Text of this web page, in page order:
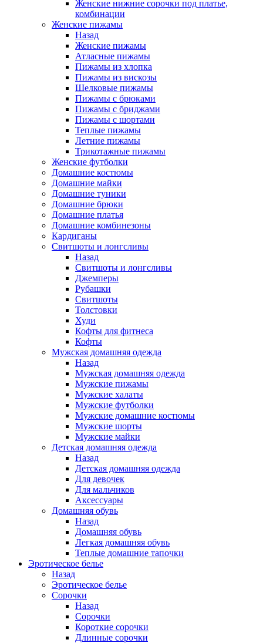
Женские нижние сорочки под платье,
комбинации
Женские пижамы
Назад
Женские пижамы
Атласные пижамы
Пижамы из хлопка
Пижамы из вискозы
Шелковые пижамы
Пижамы с брюками
Пижамы с бриджами
Пижамы с шортами
Теплые пижамы
Летние пижамы
Трикотажные пижамы
Женские футболки
Домашние костюмы
Домашние майки
Домашние туники
Домашние брюки
Домашние платья
Домашние комбинезоны
Кардиганы
Свитшоты и лонгсливы
Назад
Свитшоты и лонгсливы
Джемперы
Рубашки
Свитшоты
Толстовки
Худи
Кофты для фитнеса
Кофты
Мужская домашняя одежда
Назад
Мужская домашняя одежда
Мужские пижамы
Мужские халаты
Мужские футболки
Мужские домашние костюмы
Мужские шорты
Мужские майки
Детская домашняя одежда
Назад
Детская домашняя одежда
Для девочек
Для мальчиков
Аксессуары
Домашняя обувь
Назад
Домашняя обувь
Легкая домашняя обувь
Теплые домашние тапочки
Эротическое белье
Назад
Эротическое белье
Сорочки
Назад
Сорочки
Короткие сорочки
Длинные сорочки